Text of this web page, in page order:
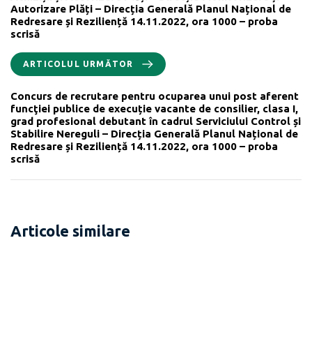
Autorizare Plăți – Direcția Generală Planul Național de
Redresare și Reziliență 14.11.2022, ora 1000 – proba
scrisă
ARTICOLUL URMĂTOR
Concurs de recrutare pentru ocuparea unui post aferent
funcţiei publice de execuție vacante de consilier, clasa I,
grad profesional debutant în cadrul Serviciului Control și
Stabilire Nereguli – Direcția Generală Planul Național de
Redresare și Reziliență 14.11.2022, ora 1000 – proba
scrisă
Articole similare